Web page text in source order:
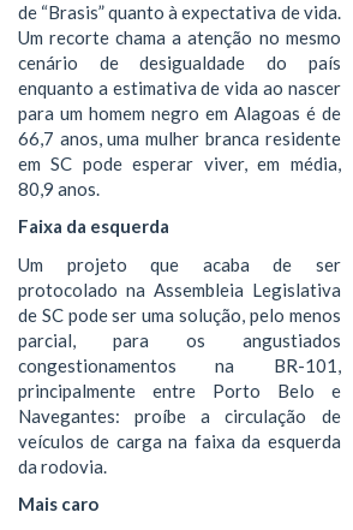
de “Brasis” quanto à expectativa de vida.
Um recorte chama a atenção no mesmo
cenário de desigualdade do país
enquanto a estimativa de vida ao nascer
para um homem negro em Alagoas é de
66,7 anos, uma mulher branca residente
em SC pode esperar viver, em média,
80,9 anos.
Faixa da esquerda
Um projeto que acaba de ser
protocolado na Assembleia Legislativa
de SC pode ser uma solução, pelo menos
parcial, para os angustiados
congestionamentos na BR-101,
principalmente entre Porto Belo e
Navegantes: proíbe a circulação de
veículos de carga na faixa da esquerda
da rodovia.
Mais caro